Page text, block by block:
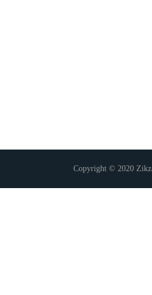
Copyright © 2020